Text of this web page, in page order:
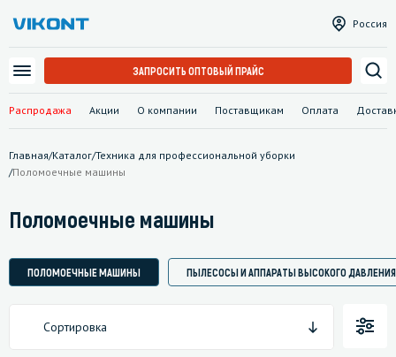
Распродажа Акции О компании Поставщикам Оплата
Россия
ЗАПРОСИТЬ ОПТОВЫЙ ПРАЙС
Главная/Каталог/Техника для профессиональной уборки
/Поломоечные машины
Поломоечные машины
ПОЛОМОЕЧНЫЕ МАШИНЫ ПЫЛЕСОСЫ И АППАРАТЫ ВЫСОКОГО ДАВЛЕНИЯ
Сортировка